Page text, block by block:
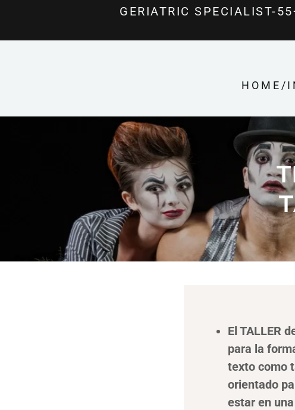
GERIATRIC SPECIALIST-
HOME/
El TALLER
para la
texto como
orientado
estar en